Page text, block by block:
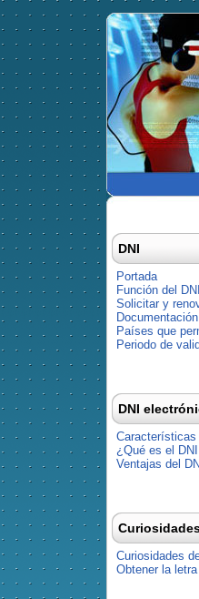
DNI
Portada
Función del DNI
Solicitar y
Países que
Periodo de
DNI
¿Qué es el
Ventajas del
Curiosidades
Obtener la letra